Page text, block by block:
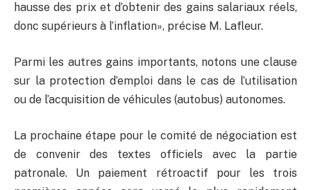
hausse des prix et d’obtenir des gains salariaux réels,
donc supérieurs à l’inflation», précise M. Lafleur.
Parmi les autres gains importants, notons une clause
sur la protection d’emploi dans le cas de l’utilisation
ou de l’acquisition de véhicules (autobus) autonomes.
La prochaine étape pour le comité de négociation est
de convenir des textes officiels avec la partie
patronale. Un paiement rétroactif pour les trois